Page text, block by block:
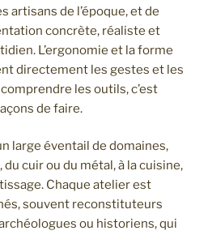
artisans de l’époque, et de
concrète, réaliste et
L’ergonomie et la forme
directement les gestes et les
les outils, c’est
de faire.
large éventail de domaines,
cuir ou du métal, à la cuisine,
Chaque atelier est
souvent reconstituteurs
ou historiens, qui